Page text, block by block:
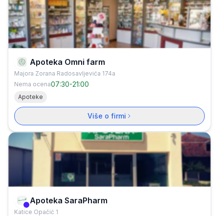
Apoteka Omni farm
Majora Zorana Radosavljevića 174a
Nema ocena07:30-21:00
Apoteke
Više o firmi
Verifikovana firma
Apoteka SaraPharm
Katice Opačić 1